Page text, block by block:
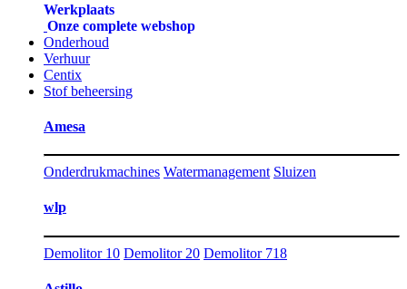
Werkplaats
Onze complete webshop
Onderhoud
Verhuur
Centix
Stof beheersing
Amesa
Onderdrukmachines Watermanagement Sluizen
wlp
Demolitor 10 Demolitor 20 Demolitor 718